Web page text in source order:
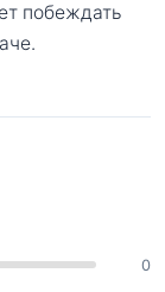
побеждать
0